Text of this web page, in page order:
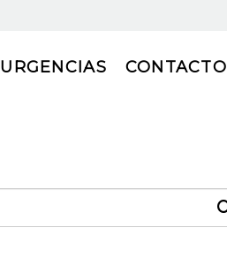
URGENCIAS CONTACTO